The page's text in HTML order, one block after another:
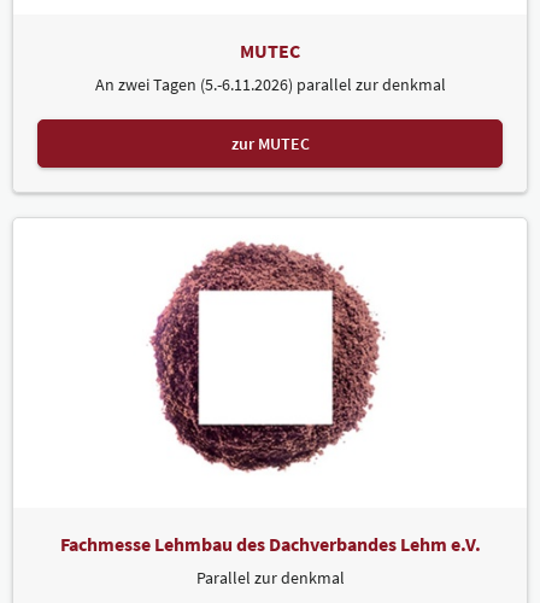
MUTEC
An zwei Tagen (5.-6.11.2026) parallel zur denkmal
zur MUTEC
Fachmesse Lehmbau des Dachverbandes Lehm e.V.
Parallel zur denkmal